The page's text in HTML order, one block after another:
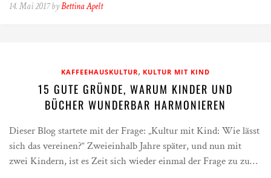
14. Mai 2017 byBettina Apelt
KAFFEEHAUSKULTUR, KULTUR MIT KIND
15 GUTE GRÜNDE, WARUM KINDER UND
BÜCHER WUNDERBAR HARMONIEREN
Dieser Blog startete mit der Frage: „Kultur mit Kind: Wie lässt
sich das vereinen?“ Zweieinhalb Jahre später, und nun mit
zwei Kindern, ist es Zeit sich wieder einmal der Frage zu zu…